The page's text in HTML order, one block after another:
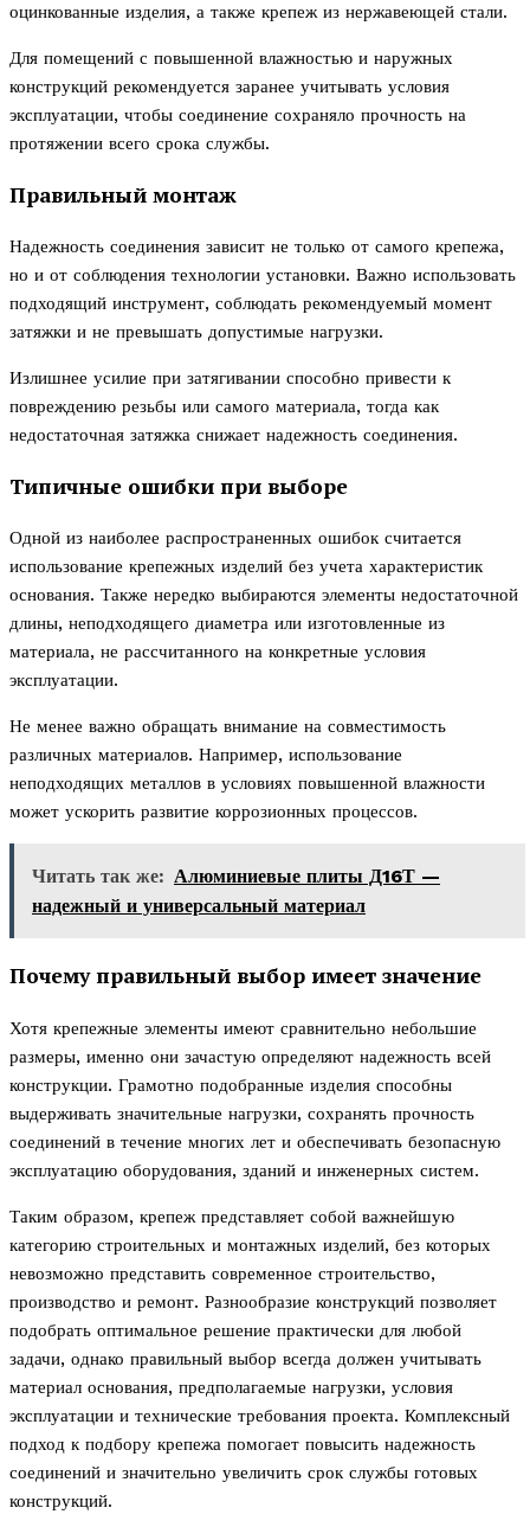
оцинкованные изделия, а также крепеж из нержавеющей стали.
Для помещений с повышенной влажностью и наружных
конструкций рекомендуется заранее учитывать условия
эксплуатации, чтобы соединение сохраняло прочность на
протяжении всего срока службы.
Правильный монтаж
Надежность соединения зависит не только от самого крепежа,
но и от соблюдения технологии установки. Важно использовать
подходящий инструмент, соблюдать рекомендуемый момент
затяжки и не превышать допустимые нагрузки.
Излишнее усилие при затягивании способно привести к
повреждению резьбы или самого материала, тогда как
недостаточная затяжка снижает надежность соединения.
Типичные ошибки при выборе
Одной из наиболее распространенных ошибок считается
использование крепежных изделий без учета характеристик
основания. Также нередко выбираются элементы недостаточной
длины, неподходящего диаметра или изготовленные из
материала, не рассчитанного на конкретные условия
эксплуатации.
Не менее важно обращать внимание на совместимость
различных материалов. Например, использование
неподходящих металлов в условиях повышенной влажности
может ускорить развитие коррозионных процессов.
Читать так же: Алюминиевые плиты Д16Т —
надежный и универсальный материал
Почему правильный выбор имеет значение
Хотя крепежные элементы имеют сравнительно небольшие
размеры, именно они зачастую определяют надежность всей
конструкции. Грамотно подобранные изделия способны
выдерживать значительные нагрузки, сохранять прочность
соединений в течение многих лет и обеспечивать безопасную
эксплуатацию оборудования, зданий и инженерных систем.
Таким образом, крепеж представляет собой важнейшую
категорию строительных и монтажных изделий, без которых
невозможно представить современное строительство,
производство и ремонт. Разнообразие конструкций позволяет
подобрать оптимальное решение практически для любой
задачи, однако правильный выбор всегда должен учитывать
материал основания, предполагаемые нагрузки, условия
эксплуатации и технические требования проекта. Комплексный
подход к подбору крепежа помогает повысить надежность
соединений и значительно увеличить срок службы готовых
конструкций.